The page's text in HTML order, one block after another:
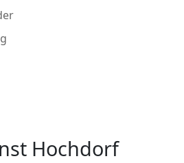
Hochdorf